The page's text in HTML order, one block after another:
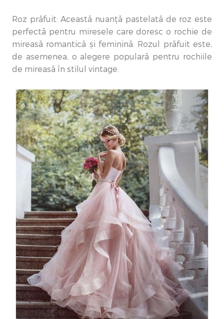
Roz prăfuit: Această nuanță pastelată de roz este
perfectă pentru miresele care doresc o rochie de
mireasă romantică și feminină. Rozul prăfuit este,
de asemenea, o alegere populară pentru rochiile
de mireasă în stilul vintage.